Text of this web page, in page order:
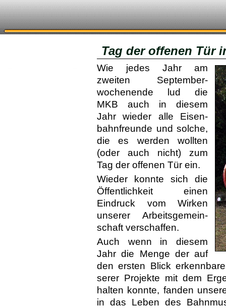
Tag der offenen Tür
Wie jedes Jahr am
zweiten Sep­tem­ber­
wochen­ende lud die
MKB auch in diesem
Jahr wieder alle Eisen­
bahn­freunde und solche,
die es werden wollten
(oder auch nicht) zum
Tag der offenen Tür ein.
Wieder konnte sich die
Öf­fent­lich­keit einen
Eindruck vom Wirken
unserer Arbeits­gemein­
schaft verschaffen.
Auch wenn in diesem
Jahr die Menge der auf
den ersten Blick
serer Projekte mit dem
halten konnte, fanden
in das Leben des